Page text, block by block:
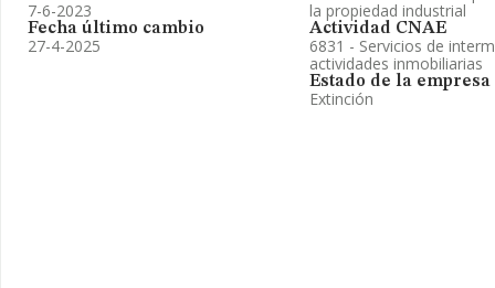
7-6-2023
Fecha último cambio
27-4-2025
la propiedad industrial
Actividad CNAE
6831 - Servicios de
actividades inmobiliarias
Estado de la empresa
Extinción